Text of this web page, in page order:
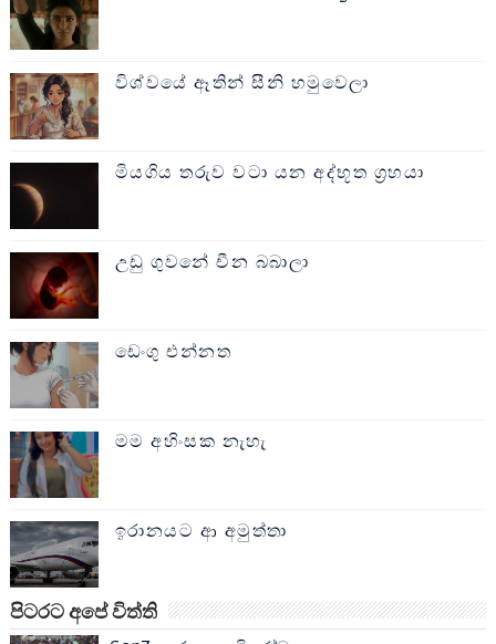
විශ්වයේ ඈතින් සීනි හමුවෙලා
මියගිය තරුව වටා යන අද්භූත ග්‍රහයා
උඩු ගුවනේ චීන බබාලා
ඩෙංගු එන්නත
මම අහිංසක නැහැ
ඉරානයට ආ අමුත්තා
පිටරට අපේ විත්ති